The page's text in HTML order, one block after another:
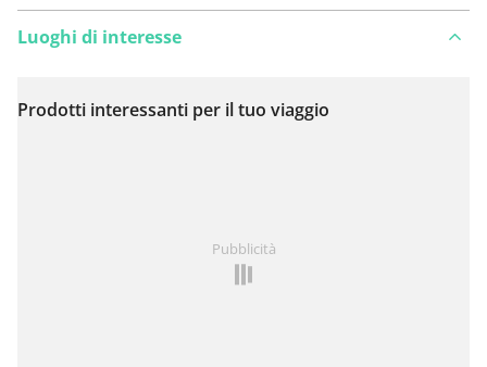
Visualizza sulla mappa
Luoghi di interesse
Prodotti interessanti per il tuo viaggio
Pubblicità